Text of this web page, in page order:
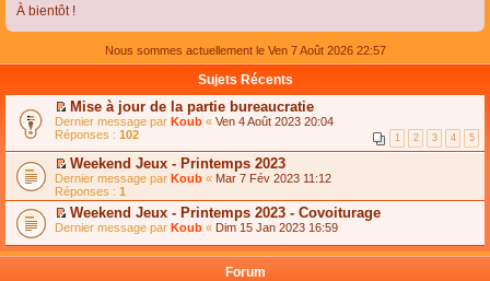
À bientôt !
Nous sommes actuellement le Ven 7 Août 2026 22:57
Sujets Récents
C
o
n
s
u
l
t
e
r
l
e
Mise à jour de la partie bureaucratie
Dernier message par Koub « Ven 4 Août 2023 20:04
Réponses : 102 1 2 3 4 5
C
o
n
s
u
t
Weekend Jeux - Printemps 2023
Dernier message par Koub « Mar 7 Fév 2023 11:12
Réponses : 1
C
n
Weekend Jeux - Printemps 2023 - Covoiturage
Dernier message par Koub « Dim 15 Jan 2023 16:59
Forum